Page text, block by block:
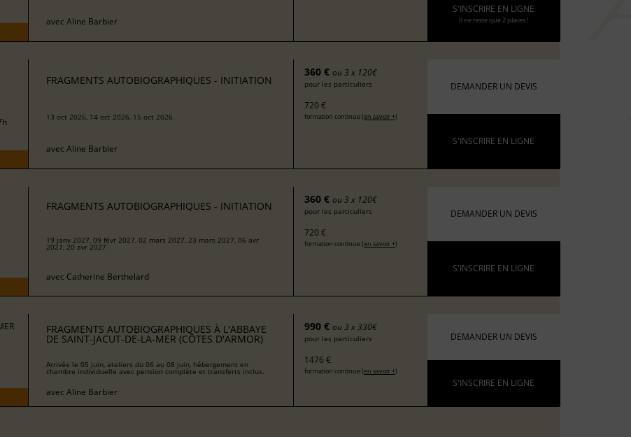
avec Aline Barbier
S'INSCRIRE EN LIGNE
Il ne reste que 2 places !
FRAGMENTS AUTOBIOGRAPHIQUES - INITIATION
13 oct 2026, 14 oct 2026, 15 oct 2026
avec Aline Barbier
360 € ou 3 x 120€
pour les particuliers
720 €
formation continue (en savoir +)
DEMANDER UN DEVIS
S'INSCRIRE EN LIGNE
FRAGMENTS AUTOBIOGRAPHIQUES - INITIATION
19 janv 2027, 09 févr 2027, 02 mars 2027, 23 mars 2027, 06 avr
2027, 20 avr 2027
avec Catherine Berthelard
360 € ou 3 x 120€
pour les particuliers
720 €
formation continue (en savoir +)
DEMANDER UN DEVIS
S'INSCRIRE EN LIGNE
FRAGMENTS AUTOBIOGRAPHIQUES À L'ABBAYE
DE SAINT-JACUT-DE-LA-MER (CÔTES D'ARMOR)
Arrivée le 05 juin, ateliers du 06 au 08 juin, hébergement en
chambre individuelle avec pension complète et transferts inclus.
avec Aline Barbier
990 € ou 3 x 330€
pour les particuliers
1476 €
formation continue (en savoir +)
DEMANDER UN DEVIS
S'INSCRIRE EN LIGNE